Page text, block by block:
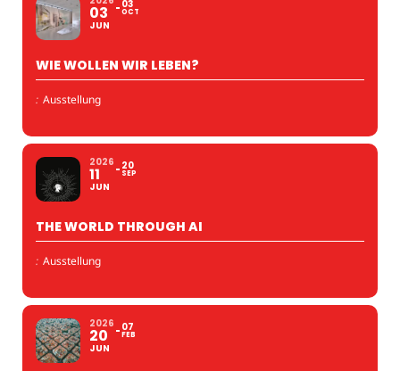
03
JUN
03
OCT
WIE WOLLEN WIR LEBEN?
: Ausstellung
2026
11
JUN
20
SEP
THE WORLD THROUGH AI
: Ausstellung
2026
20
JUN
07
FEB